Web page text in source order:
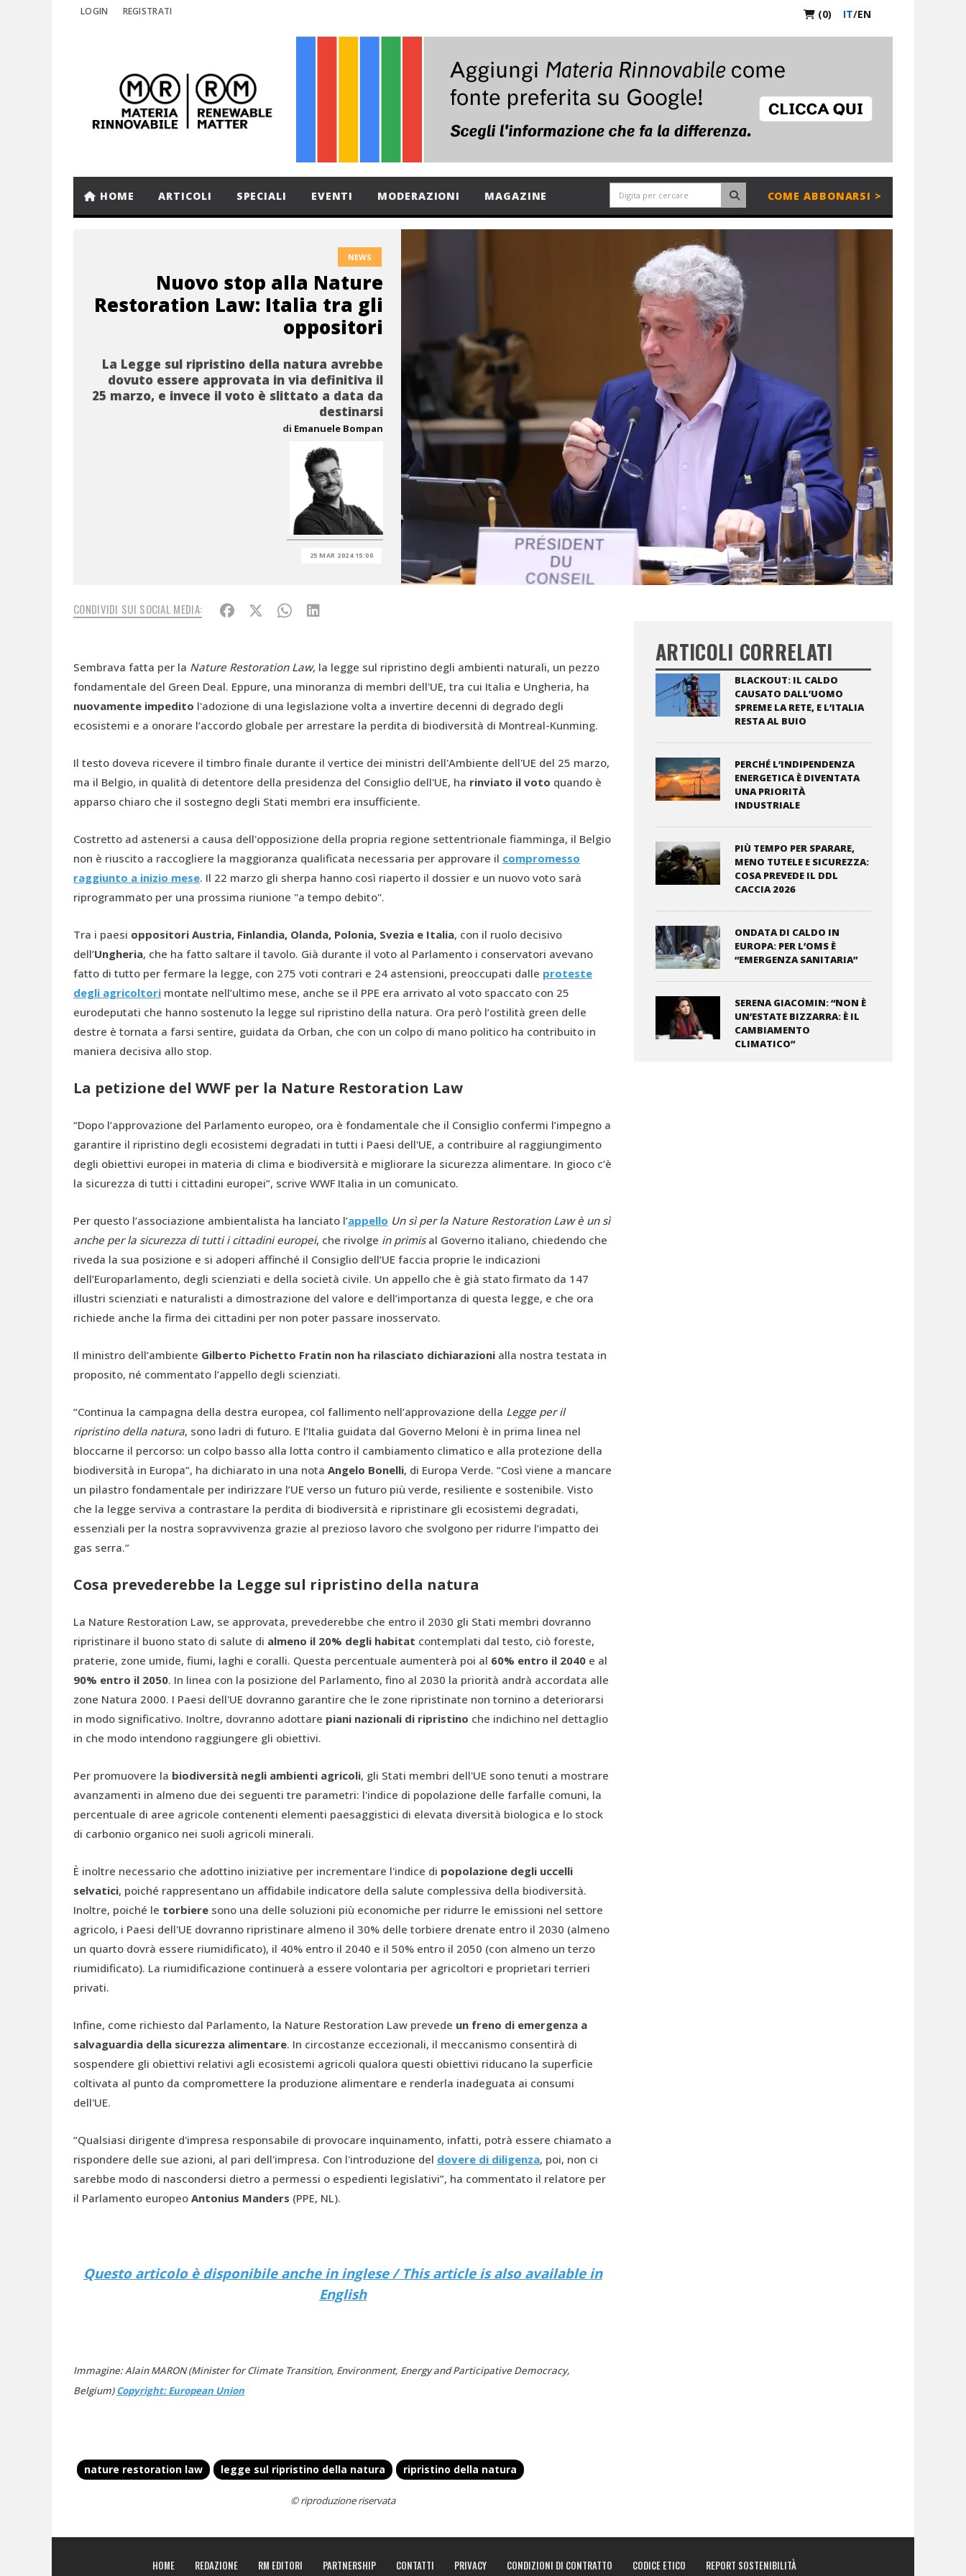
LOGIN REGISTRATI (0) IT/EN
HOME ARTICOLI SPECIALI EVENTI MODERAZIONI MAGAZINE COME ABBONARSI >
NEWS
Nuovo stop alla Nature
Restoration Law: Italia tra gli
oppositori
La Legge sul ripristino della natura avrebbe
dovuto essere approvata in via definitiva il
25 marzo, e invece il voto è slittato a data da
destinarsi
di Emanuele Bompan
25 MAR 2024 15:00
CONDIVIDI SUI SOCIAL MEDIA:
Sembrava fatta per la Nature Restoration Law, la legge sul ripristino degli ambienti naturali, un pezzo
fondamentale del Green Deal. Eppure, una minoranza di membri dell'UE, tra cui Italia e Ungheria, ha
nuovamente impedito l'adozione di una legislazione volta a invertire decenni di degrado degli
ecosistemi e a onorare l’accordo globale per arrestare la perdita di biodiversità di Montreal-Kunming.
Il testo doveva ricevere il timbro finale durante il vertice dei ministri dell'Ambiente dell'UE del 25 marzo,
ma il Belgio, in qualità di detentore della presidenza del Consiglio dell'UE, ha rinviato il voto quando è
apparso chiaro che il sostegno degli Stati membri era insufficiente.
Costretto ad astenersi a causa dell'opposizione della propria regione settentrionale fiamminga, il Belgio
non è riuscito a raccogliere la maggioranza qualificata necessaria per approvare il compromesso
raggiunto a inizio mese. Il 22 marzo gli sherpa hanno così riaperto il dossier e un nuovo voto sarà
riprogrammato per una prossima riunione "a tempo debito".
Tra i paesi oppositori Austria, Finlandia, Olanda, Polonia, Svezia e Italia, con il ruolo decisivo
dell’Ungheria, che ha fatto saltare il tavolo. Già durante il voto al Parlamento i conservatori avevano
fatto di tutto per fermare la legge, con 275 voti contrari e 24 astensioni, preoccupati dalle proteste
degli agricoltori montate nell’ultimo mese, anche se il PPE era arrivato al voto spaccato con 25
eurodeputati che hanno sostenuto la legge sul ripristino della natura. Ora però l’ostilità green delle
destre è tornata a farsi sentire, guidata da Orban, che con un colpo di mano politico ha contribuito in
maniera decisiva allo stop.
La petizione del WWF per la Nature Restoration Law
“Dopo l’approvazione del Parlamento europeo, ora è fondamentale che il Consiglio confermi l’impegno a
garantire il ripristino degli ecosistemi degradati in tutti i Paesi dell'UE, a contribuire al raggiungimento
degli obiettivi europei in materia di clima e biodiversità e migliorare la sicurezza alimentare. In gioco c’è
la sicurezza di tutti i cittadini europei”, scrive WWF Italia in un comunicato.
Per questo l’associazione ambientalista ha lanciato l’appello Un sì per la Nature Restoration Law è un sì
anche per la sicurezza di tutti i cittadini europei, che rivolge in primisal Governo italiano, chiedendo che
riveda la sua posizione e si adoperi affinché il Consiglio dell’UE faccia proprie le indicazioni
dell’Europarlamento, degli scienziati e della società civile. Un appello che è già stato firmato da 147
illustri scienziati e naturalisti a dimostrazione del valore e dell’importanza di questa legge, e che ora
richiede anche la firma dei cittadini per non poter passare inosservato.
Il ministro dell’ambiente Gilberto Pichetto Fratin non ha rilasciato dichiarazioni alla nostra testata in
proposito, né commentato l’appello degli scienziati.
“Continua la campagna della destra europea, col fallimento nell’approvazione della Legge per il
ripristino della natura, sono ladri di futuro. E l’Italia guidata dal Governo Meloni è in prima linea nel
bloccarne il percorso: un colpo basso alla lotta contro il cambiamento climatico e alla protezione della
biodiversità in Europa”, ha dichiarato in una nota Angelo Bonelli, di Europa Verde. “Così viene a mancare
un pilastro fondamentale per indirizzare l’UE verso un futuro più verde, resiliente e sostenibile. Visto
che la legge serviva a contrastare la perdita di biodiversità e ripristinare gli ecosistemi degradati,
essenziali per la nostra sopravvivenza grazie al prezioso lavoro che svolgono per ridurre l’impatto dei
gas serra.”
Cosa prevederebbe la Legge sul ripristino della natura
La Nature Restoration Law, se approvata, prevederebbe che entro il 2030 gli Stati membri dovranno
ripristinare il buono stato di salute di almeno il 20% degli habitat contemplati dal testo, ciò foreste,
praterie, zone umide, fiumi, laghi e coralli. Questa percentuale aumenterà poi al 60% entro il 2040 e al
90% entro il 2050. In linea con la posizione del Parlamento, fino al 2030 la priorità andrà accordata alle
zone Natura 2000. I Paesi dell'UE dovranno garantire che le zone ripristinate non tornino a deteriorarsi
in modo significativo. Inoltre, dovranno adottare piani nazionali di ripristino che indichino nel dettaglio
in che modo intendono raggiungere gli obiettivi.
Per promuovere la biodiversità negli ambienti agricoli, gli Stati membri dell'UE sono tenuti a mostrare
avanzamenti in almeno due dei seguenti tre parametri: l'indice di popolazione delle farfalle comuni, la
percentuale di aree agricole contenenti elementi paesaggistici di elevata diversità biologica e lo stock
di carbonio organico nei suoli agricoli minerali.
È inoltre necessario che adottino iniziative per incrementare l'indice di popolazione degli uccelli
selvatici, poiché rappresentano un affidabile indicatore della salute complessiva della biodiversità.
Inoltre, poiché le torbiere sono una delle soluzioni più economiche per ridurre le emissioni nel settore
agricolo, i Paesi dell'UE dovranno ripristinare almeno il 30% delle torbiere drenate entro il 2030 (almeno
un quarto dovrà essere riumidificato), il 40% entro il 2040 e il 50% entro il 2050 (con almeno un terzo
riumidificato). La riumidificazione continuerà a essere volontaria per agricoltori e proprietari terrieri
privati.
Infine, come richiesto dal Parlamento, la Nature Restoration Law prevede un freno di emergenza a
salvaguardia della sicurezza alimentare. In circostanze eccezionali, il meccanismo consentirà di
sospendere gli obiettivi relativi agli ecosistemi agricoli qualora questi obiettivi riducano la superficie
coltivata al punto da compromettere la produzione alimentare e renderla inadeguata ai consumi
dell'UE.
“Qualsiasi dirigente d'impresa responsabile di provocare inquinamento, infatti, potrà essere chiamato a
rispondere delle sue azioni, al pari dell'impresa. Con l'introduzione del dovere di diligenza, poi, non ci
sarebbe modo di nascondersi dietro a permessi o espedienti legislativi”, ha commentato il relatore per
il Parlamento europeo Antonius Manders (PPE, NL).
Questo articolo è disponibile anche in inglese / This article is also available in
English
Immagine: Alain MARON (Minister for Climate Transition, Environment, Energy and Participative Democracy,
Belgium)Copyright: European Union
nature restoration law legge sul ripristino della natura ripristino della natura
© riproduzione riservata
ARTICOLI CORRELATI
BLACKOUT: IL CALDO
CAUSATO DALL’UOMO
SPREME LA RETE, E L’ITALIA
RESTA AL BUIO
PERCHÉ L’INDIPENDENZA
ENERGETICA È DIVENTATA
UNA PRIORITÀ
INDUSTRIALE
PIÙ TEMPO PER SPARARE,
MENO TUTELE E SICUREZZA:
COSA PREVEDE IL DDL
CACCIA 2026
ONDATA DI CALDO IN
EUROPA: PER L’OMS È
“EMERGENZA SANITARIA”
SERENA GIACOMIN: “NON È
UN’ESTATE BIZZARRA: È IL
CAMBIAMENTO
CLIMATICO”
HOME REDAZIONE RM EDITORI PARTNERSHIP CONTATTI PRIVACY CONDIZIONI DI CONTRATTO CODICE ETICO REPORT SOSTENIBILITÀ